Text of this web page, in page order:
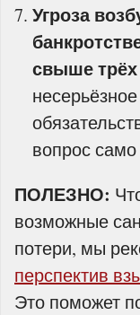
Угроза
свыше
вопрос
ПОЛЕЗНО:
возможные
потери, мы
перспектив
Это поможет